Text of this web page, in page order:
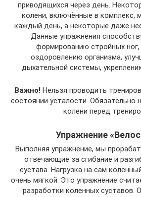
приводящихся через день.
колени, включённые в комплекс,
каждый день, а некоторые даже
Данные упражнения
формированию стройных
оздоровлению организма,
дыхательной системы,
Важно! Нельзя проводить
состоянии усталости. Обязательно
колени перед
Упражнение
Выполняя упражнение, мы
отвечающие за сгибание и
сустава. Нагрузка на сам
очень мягкой. Это упражнение
разработки коленных суставов.